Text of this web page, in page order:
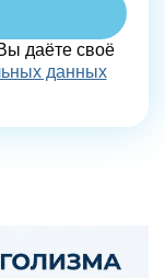
даёте своё
данных